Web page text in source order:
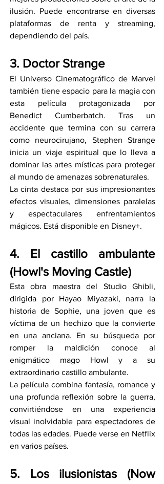
ilusión. Puede encontrarse en diversas
plataformas de renta y streaming,
dependiendo del país.
3. Doctor Strange
El Universo Cinematográfico de Marvel
también tiene espacio para la magia con
esta película protagonizada por
Benedict Cumberbatch. Tras un
accidente que termina con su carrera
como neurocirujano, Stephen Strange
inicia un viaje espiritual que lo lleva a
dominar las artes místicas para proteger
al mundo de amenazas sobrenaturales.
La cinta destaca por sus impresionantes
efectos visuales, dimensiones paralelas
y espectaculares enfrentamientos
mágicos. Está disponible en Disney+.
4. El castillo ambulante
(Howl's Moving Castle)
Esta obra maestra del Studio Ghibli,
dirigida por Hayao Miyazaki, narra la
historia de Sophie, una joven que es
víctima de un hechizo que la convierte
en una anciana. En su búsqueda por
romper la maldición conoce al
enigmático mago Howl y a su
extraordinario castillo ambulante.
La película combina fantasía, romance y
una profunda reflexión sobre la guerra,
convirtiéndose en una experiencia
visual inolvidable para espectadores de
todas las edades. Puede verse en Netflix
en varios países.
5. Los ilusionistas (Now